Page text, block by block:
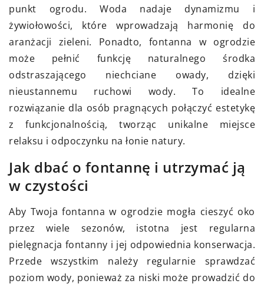
punkt ogrodu. Woda nadaje dynamizmu i
żywiołowości, które wprowadzają harmonię do
aranżacji zieleni. Ponadto, fontanna w ogrodzie
może pełnić funkcję naturalnego środka
odstraszającego niechciane owady, dzięki
nieustannemu ruchowi wody. To idealne
rozwiązanie dla osób pragnących połączyć estetykę
z funkcjonalnością, tworząc unikalne miejsce
relaksu i odpoczynku na łonie natury.
Jak dbać o fontannę i utrzymać ją
w czystości
Aby Twoja fontanna w ogrodzie mogła cieszyć oko
przez wiele sezonów, istotna jest regularna
pielęgnacja fontanny i jej odpowiednia konserwacja.
Przede wszystkim należy regularnie sprawdzać
poziom wody, ponieważ za niski może prowadzić do